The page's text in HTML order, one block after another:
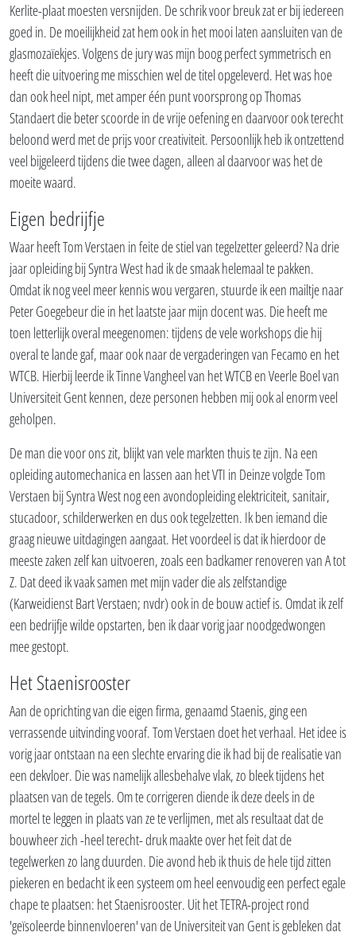
Kerlite-plaat moesten versnijden. De schrik voor breuk zat er bij iedereen
goed in. De moeilijkheid zat hem ook in het mooi laten aansluiten van de
glasmozaïekjes. Volgens de jury was mijn boog perfect symmetrisch en
heeft die uitvoering me misschien wel de titel opgeleverd. Het was hoe
dan ook heel nipt, met amper één punt voorsprong op Thomas
Standaert die beter scoorde in de vrije oefening en daarvoor ook terecht
beloond werd met de prijs voor creativiteit. Persoonlijk heb ik ontzettend
veel bijgeleerd tijdens die twee dagen, alleen al daarvoor was het de
moeite waard.
Eigen bedrijfje
Waar heeft Tom Verstaen in feite de stiel van tegelzetter geleerd? Na drie
jaar opleiding bij Syntra West had ik de smaak helemaal te pakken.
Omdat ik nog veel meer kennis wou vergaren, stuurde ik een mailtje naar
Peter Goegebeur die in het laatste jaar mijn docent was. Die heeft me
toen letterlijk overal meegenomen: tijdens de vele workshops die hij
overal te lande gaf, maar ook naar de vergaderingen van Fecamo en het
WTCB. Hierbij leerde ik Tinne Vangheel van het WTCB en Veerle Boel van
Universiteit Gent kennen, deze personen hebben mij ook al enorm veel
geholpen.
De man die voor ons zit, blijkt van vele markten thuis te zijn. Na een
opleiding automechanica en lassen aan het VTI in Deinze volgde Tom
Verstaen bij Syntra West nog een avondopleiding elektriciteit, sanitair,
stucadoor, schilderwerken en dus ook tegelzetten. Ik ben iemand die
graag nieuwe uitdagingen aangaat. Het voordeel is dat ik hierdoor de
meeste zaken zelf kan uitvoeren, zoals een badkamer renoveren van A tot
Z. Dat deed ik vaak samen met mijn vader die als zelfstandige
(Karweidienst Bart Verstaen; nvdr) ook in de bouw actief is. Omdat ik zelf
een bedrijfje wilde opstarten, ben ik daar vorig jaar noodgedwongen
mee gestopt.
Het Staenisrooster
Aan de oprichting van die eigen firma, genaamd Staenis, ging een
verrassende uitvinding vooraf. Tom Verstaen doet het verhaal. Het idee is
vorig jaar ontstaan na een slechte ervaring die ik had bij de realisatie van
een dekvloer. Die was namelijk allesbehalve vlak, zo bleek tijdens het
plaatsen van de tegels. Om te corrigeren diende ik deze deels in de
mortel te leggen in plaats van ze te verlijmen, met als resultaat dat de
bouwheer zich -heel terecht- druk maakte over het feit dat de
tegelwerken zo lang duurden. Die avond heb ik thuis de hele tijd zitten
piekeren en bedacht ik een systeem om heel eenvoudig een perfect egale
chape te plaatsen: het Staenisrooster. Uit het TETRA-project rond
'geïsoleerde binnenvloeren' van de Universiteit van Gent is gebleken dat